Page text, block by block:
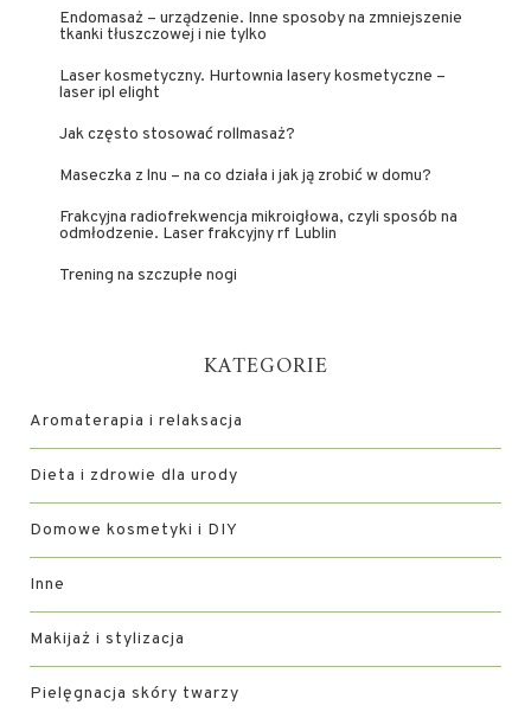
Endomasaż – urządzenie. Inne sposoby na zmniejszenie
tkanki tłuszczowej i nie tylko
Laser kosmetyczny. Hurtownia lasery kosmetyczne –
laser ipl elight
Jak często stosować rollmasaż?
Maseczka z lnu – na co działa i jak ją zrobić w domu?
Frakcyjna radiofrekwencja mikroigłowa, czyli sposób na
odmłodzenie. Laser frakcyjny rf Lublin
Trening na szczupłe nogi
KATEGORIE
Aromaterapia i relaksacja
Dieta i zdrowie dla urody
Domowe kosmetyki i DIY
Inne
Makijaż i stylizacja
Pielęgnacja skóry twarzy